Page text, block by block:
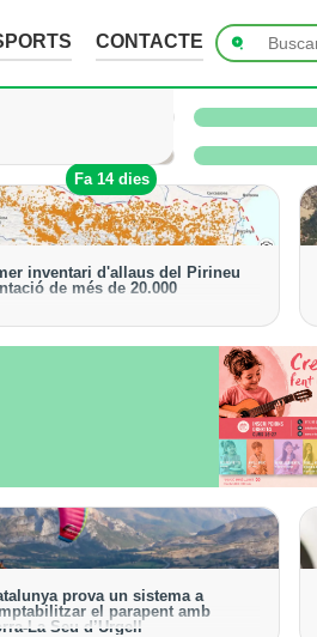
CONTACTE
Raimat, però la verema
Fa 14 dies
inventari d'allaus del Pirineu
de més de 20.000
i Geològic de Catalunya,
del 1427
prova un sistema a
el parapent amb
La Seu d’Urgell